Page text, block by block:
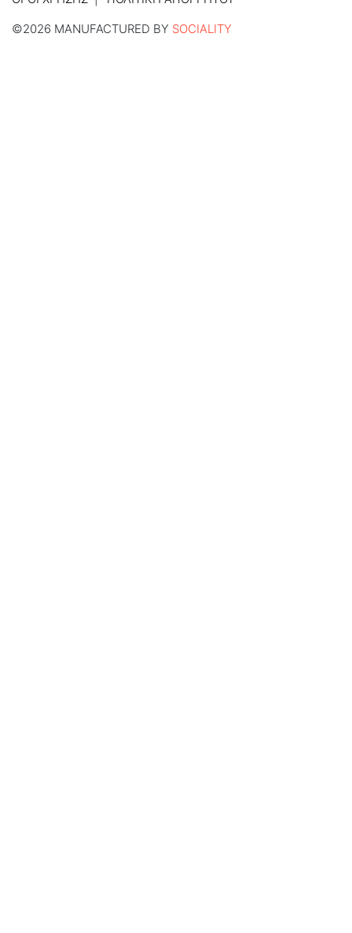
©2026 MANUFACTURED BY SOCIALITY